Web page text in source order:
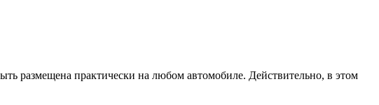
размещена практически на любом автомобиле. Действительно, в этом